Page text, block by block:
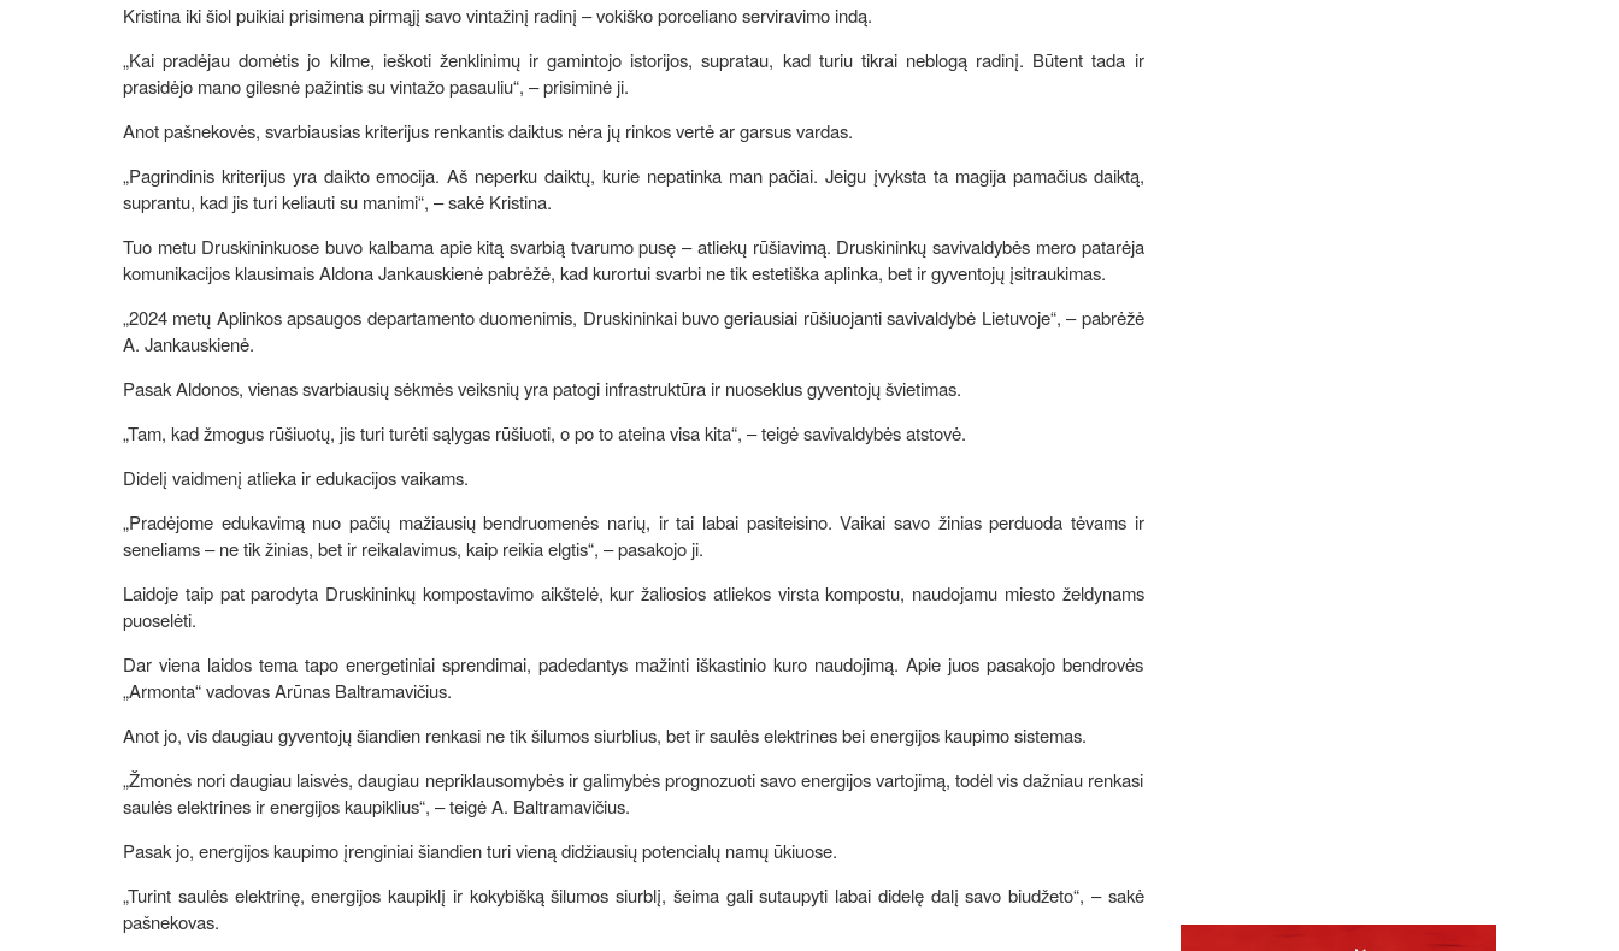
Kristina iki šiol puikiai prisimena pirmąjį savo vintažinį radinį – vokiško porceliano serviravimo indą.
„Kai pradėjau domėtis jo kilme, ieškoti ženklinimų ir gamintojo istorijos, supratau, kad turiu tikrai neblogą radinį. Būtent tada ir
prasidėjo mano gilesnė pažintis su vintažo pasauliu“, – prisiminė ji.
Anot pašnekovės, svarbiausias kriterijus renkantis daiktus nėra jų rinkos vertė ar garsus vardas.
„Pagrindinis kriterijus yra daikto emocija. Aš neperku daiktų, kurie nepatinka man pačiai. Jeigu įvyksta ta magija pamačius daiktą,
suprantu, kad jis turi keliauti su manimi“, – sakė Kristina.
Tuo metu Druskininkuose buvo kalbama apie kitą svarbią tvarumo pusę – atliekų rūšiavimą. Druskininkų savivaldybės mero patarėja
komunikacijos klausimais Aldona Jankauskienė pabrėžė, kad kurortui svarbi ne tik estetiška aplinka, bet ir gyventojų įsitraukimas.
„2024 metų Aplinkos apsaugos departamento duomenimis, Druskininkai buvo geriausiai rūšiuojanti savivaldybė Lietuvoje“, – pabrėžė
A. Jankauskienė.
Pasak Aldonos, vienas svarbiausių sėkmės veiksnių yra patogi infrastruktūra ir nuoseklus gyventojų švietimas.
„Tam, kad žmogus rūšiuotų, jis turi turėti sąlygas rūšiuoti, o po to ateina visa kita“, – teigė savivaldybės atstovė.
Didelį vaidmenį atlieka ir edukacijos vaikams.
„Pradėjome edukavimą nuo pačių mažiausių bendruomenės narių, ir tai labai pasiteisino. Vaikai savo žinias perduoda tėvams ir
seneliams – ne tik žinias, bet ir reikalavimus, kaip reikia elgtis“, – pasakojo ji.
Laidoje taip pat parodyta Druskininkų kompostavimo aikštelė, kur žaliosios atliekos virsta kompostu, naudojamu miesto želdynams
puoselėti.
Dar viena laidos tema tapo energetiniai sprendimai, padedantys mažinti iškastinio kuro naudojimą. Apie juos pasakojo bendrovės
„Armonta“ vadovas Arūnas Baltramavičius.
Anot jo, vis daugiau gyventojų šiandien renkasi ne tik šilumos siurblius, bet ir saulės elektrines bei energijos kaupimo sistemas.
„Žmonės nori daugiau laisvės, daugiau nepriklausomybės ir galimybės prognozuoti savo energijos vartojimą, todėl vis dažniau renkasi
saulės elektrines ir energijos kaupiklius“, – teigė A. Baltramavičius.
Pasak jo, energijos kaupimo įrenginiai šiandien turi vieną didžiausių potencialų namų ūkiuose.
„Turint saulės elektrinę, energijos kaupiklį ir kokybišką šilumos siurblį, šeima gali sutaupyti labai didelę dalį savo biudžeto“, – sakė
pašnekovas.